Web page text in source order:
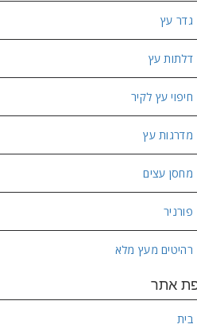
גדר עץ
דלתות עץ
חיפוי עץ לקיר
מדרגות עץ
מחסן עצים
פורניר
רהיטים מעץ מלא
אתר
בית